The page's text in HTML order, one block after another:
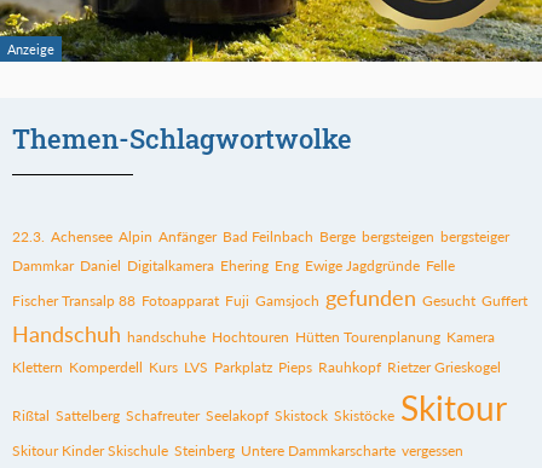
Themen-Schlagwortwolke
22.3. Achensee Alpin Anfänger Bad Feilnbach Berge bergsteigen bergsteiger
Dammkar Daniel Digitalkamera Ehering Eng Ewige Jagdgründe Felle
Fischer Transalp 88 Fotoapparat Fuji Gamsjoch gefunden Gesucht Guffert
Handschuh handschuhe Hochtouren Hütten Tourenplanung Kamera
Klettern Komperdell Kurs LVS Parkplatz Pieps Rauhkopf Rietzer Grieskogel
Rißtal Sattelberg Schafreuter Seelakopf Skistock Skistöcke Skitour
Skitour Kinder Skischule Steinberg Untere Dammkarscharte vergessen